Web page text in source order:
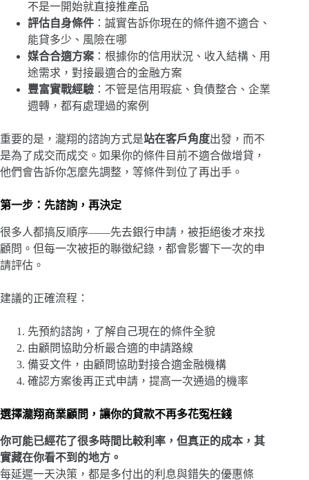
不是一開始就直接推產品
評估自身條件 ：誠實告訴你現在的條件適不適合、
能貸多少、風險在哪
媒合合適方案 ：根據你的信用狀況、收入結構、用
途需求，對接最適合的金融方案
豐富實戰經驗 ：不管是信用瑕疵、負債整合、企業
週轉，都有處理過的案例
重要的是，瀧翔的諮詢方式是站在客戶角度出發，而不
是為了成交而成交。如果你的條件目前不適合做增貸，
他們會告訴你怎麼先調整，等條件到位了再出手。
第一步：先諮詢，再決定
很多人都搞反順序——先去銀行申請，被拒絕後才來找
顧問。但每一次被拒的聯徵紀錄，都會影響下一次的申
請評估。
建議的正確流程：
先預約諮詢，了解自己現在的條件全貌
由顧問協助分析最合適的申請路線
備妥文件，由顧問協助對接合適金融機構
確認方案後再正式申請，提高一次通過的機率
選擇瀧翔商業顧問，讓你的貸款不再多花冤枉錢
你可能已經花了很多時間比較利率，但真正的成本，其
實藏在你看不到的地方。
每延遲一天決策，都是多付出的利息與錯失的優惠條